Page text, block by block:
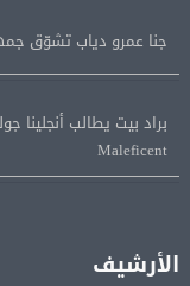
Maleficent
الأرشيف